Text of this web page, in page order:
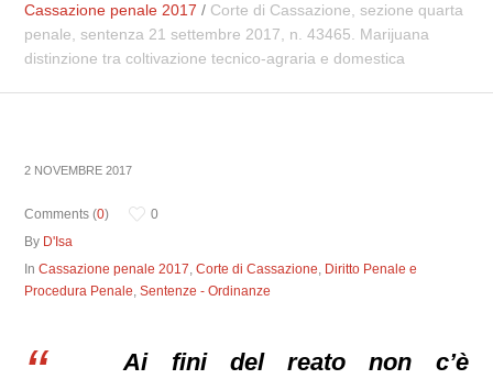
Cassazione penale 2017 / Corte di Cassazione, sezione quarta
penale, sentenza 21 settembre 2017, n. 43465. Marijuana
distinzione tra coltivazione tecnico-agraria e domestica
2 NOVEMBRE 2017
Comments (0)
0
By D'Isa
InCassazione penale 2017,Corte di Cassazione, Diritto Penale e
Procedura Penale,Sentenze - Ordinanze
Ai fini del reato non c’è